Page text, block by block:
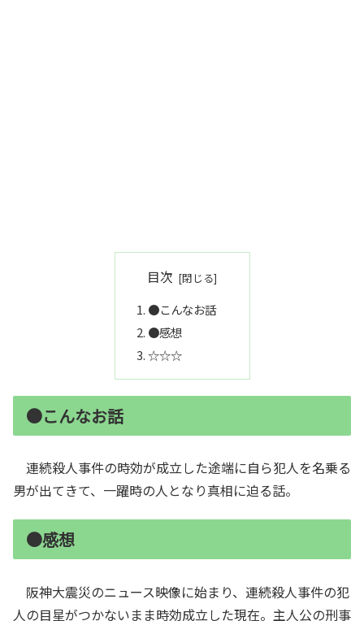
目次
●こんなお話
●感想
☆☆☆
●こんなお話
連続殺人事件の時効が成立した途端に自ら犯人を名乗る
男が出てきて、一躍時の人となり真相に迫る話。
●感想
阪神大震災のニュース映像に始まり、連続殺人事件の犯
人の目星がつかないまま時効成立した現在。主人公の刑事